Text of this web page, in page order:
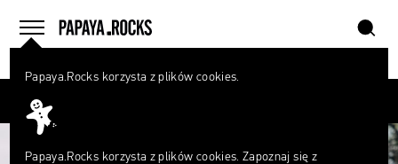
menu
home szukaj
Papaya.Rocks korzysta z plików cookies.
Papaya.Rocks korzysta z plików cookies. Zapoznaj się z
Czego
szukasz?